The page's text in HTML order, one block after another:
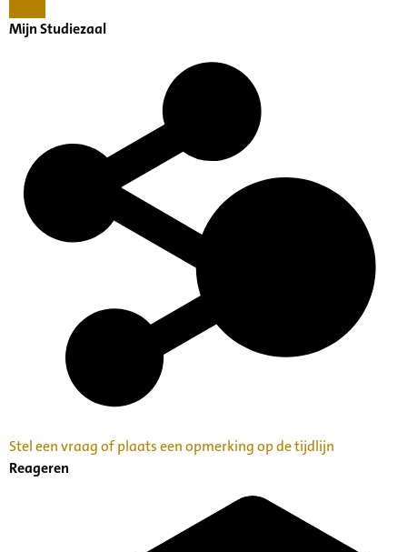
Mijn Studiezaal
Stel een vraag of plaats een opmerking op de tijdlijn
Reageren